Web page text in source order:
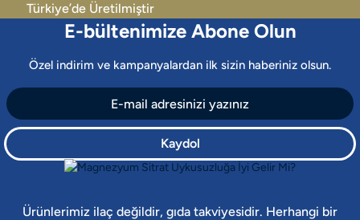
Türkiye’de Üretilmiştir
E-bültenimize Abone Olun
Özel indirim ve kampanyalardan ilk sizin haberiniz olsun.
Kaydol
Ürünlerimiz ilaç değildir, gıda takviyesidir. Herhangi bir